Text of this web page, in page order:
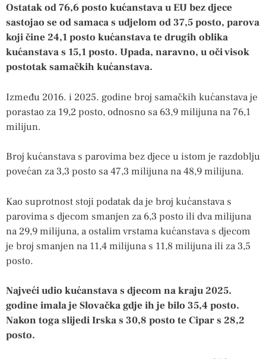
Ostatak od 76,6 posto kućanstava u EU bez djece
sastojao se od samaca s udjelom od 37,5 posto, parova
koji čine 24,1 posto kućanstava te drugih oblika
kućanstava s 15,1 posto. Upada, naravno, u oči visok
postotak samačkih kućanstava.
Između 2016. i 2025. godine broj samačkih kućanstava je
porastao za 19,2 posto, odnosno sa 63,9 milijuna na 76,1
milijun.
Broj kućanstava s parovima bez djece u istom je razdoblju
povećan za 3,3 posto sa 47,3 milijuna na 48,9 milijuna.
Kao suprotnost stoji podatak da je broj kućanstava s
parovima s djecom smanjen za 6,3 posto ili dva milijuna
na 29,9 milijuna, a ostalim vrstama kućanstava s djecom
je broj smanjen na 11,4 milijuna s 11,8 milijuna ili za 3,5
posto.
Najveći udio kućanstava s djecom na kraju 2025.
godine imala je Slovačka gdje ih je bilo 35,4 posto.
Nakon toga slijedi Irska s 30,8 posto te Cipar s 28,2
posto.